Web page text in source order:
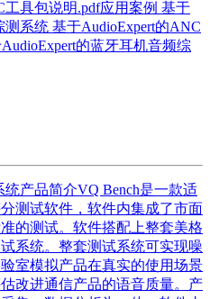
具包说明.pdf应用案例 基于
系统 基于AudioExpert的ANC
的蓝牙耳机音频综
产品简介VQ Bench是一款适
测试软件，软件内集成了市面
的测试。软件搭配上整套美格
系统。整套测试系统可实现噪
室模拟产品在真实的使用场景
改进通信产品的语音质量。产